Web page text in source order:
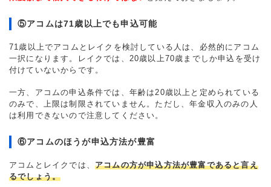
⑤アコムは71歳以上でも申込可能
71歳以上でアコムとレイクを検討している人は、必然的にアコム
一択になります。レイクでは、20歳以上70歳までしか申込を受け
付けていないからです。
一方、アコムの申込条件では、年齢は20歳以上と定められている
のみで、上限は制限されていません。ただし、年金収入のみの人
は利用できないので注意してください。
⑥アコムのほうが申込方法が豊富
アコムとレイクでは、 アコムの方が申込方法が豊富であると言え
るでしょう。